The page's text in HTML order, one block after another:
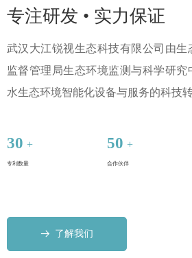
武汉大江锐视生态科技有限公司由生
监督管理局生态环境监测与科学研
水生态环境智能化设备与服务的科技
专注研发 • 实力保证
30 +
专利数量
50 +
合作伙伴
뀠 了解我们